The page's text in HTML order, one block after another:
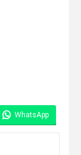
WhatsApp